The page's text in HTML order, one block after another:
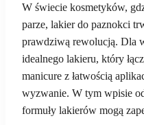
W świecie kosmetyków,
parze, lakier do paznokci
prawdziwą rewolucją. Dla
idealnego lakieru, który
manicure z łatwością
wyzwanie. W tym wpisie
formuły lakierów mogą